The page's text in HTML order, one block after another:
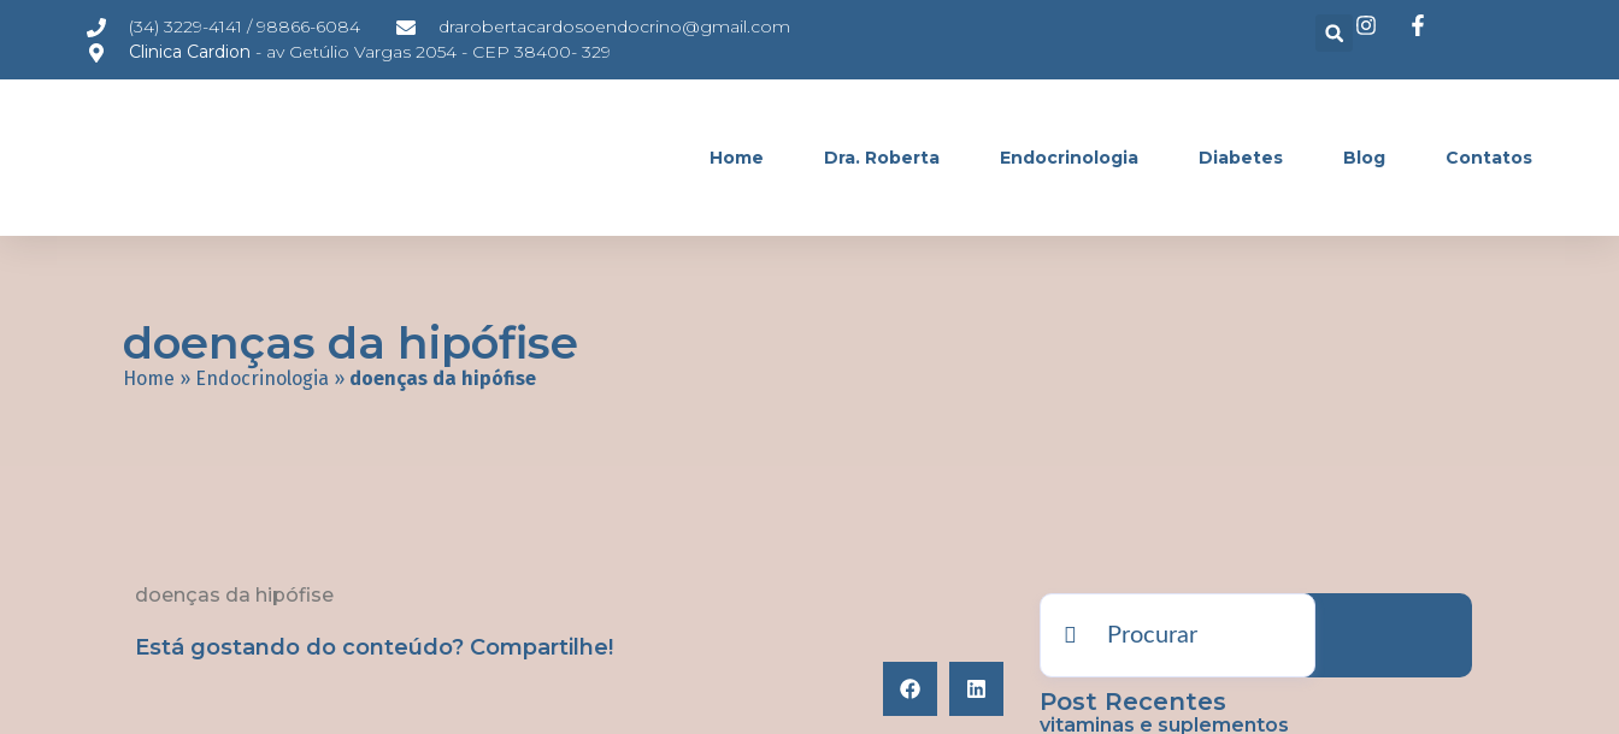
(34) 3229-4141 / 98866-6084
drarobertacardosoendocrino@gmail.com
Clinica Cardion - av Getúlio Vargas 2054 - CEP 38400- 329
Home Dra. Roberta Endocrinologia Diabetes Blog Contatos
doenças da hipófise
Home » Endocrinologia » doenças da hipófise
doenças da hipófise
Está gostando do conteúdo? Compartilhe!
Post Recentes
vitaminas e suplementos